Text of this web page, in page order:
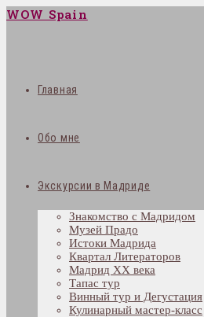
WOW Spain
Главная
Обо мне
Экскурсии в Мадриде
Знакомство с Мадридом
Музей Прадо
Истоки Мадрида
Квартал Литераторов
Мадрид XX века
Тапас тур
Винный тур и Дегустация
Кулинарный мастер-класс